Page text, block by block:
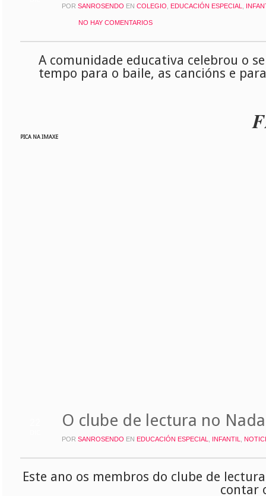
POR SANROSENDO EN COLEGIO EDUCACIÓN ESPECIAL
NO HAY COMENTARIOS
A comunidade educativa celebrou o
tempo para o baile, as cancións e
PICA NA IMAXE
O clube de lectura no
POR SANROSENDO EN EDUCACIÓN ESPECIAL INFANTIL
Este ano os membros do clube de
contar